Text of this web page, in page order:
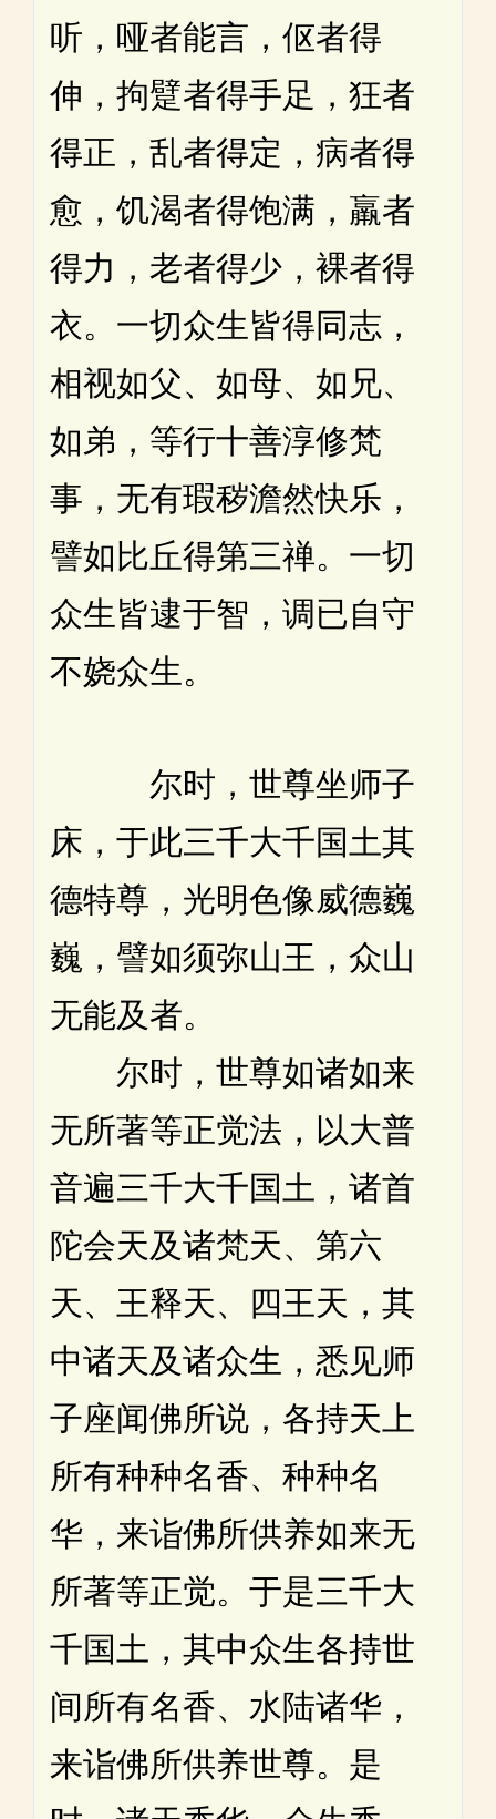
听，哑者能言，伛者得
伸，拘躄者得手足，狂者
得正，乱者得定，病者得
愈，饥渴者得饱满，羸者
得力，老者得少，裸者得
衣。一切众生皆得同志，
相视如父、如母、如兄、
如弟，等行十善淳修梵
事，无有瑕秽澹然快乐，
譬如比丘得第三禅。一切
众生皆逮于智，调已自守
不娆众生。
尔时，世尊坐师子
床，于此三千大千国土其
德特尊，光明色像威德巍
巍，譬如须弥山王，众山
无能及者。
尔时，世尊如诸如来
无所著等正觉法，以大普
音遍三千大千国土，诸首
陀会天及诸梵天、第六
天、王释天、四王天，其
中诸天及诸众生，悉见师
子座闻佛所说，各持天上
所有种种名香、种种名
华，来诣佛所供养如来无
所著等正觉。于是三千大
千国土，其中众生各持世
间所有名香、水陆诸华，
来诣佛所供养世尊。是